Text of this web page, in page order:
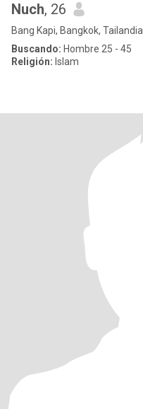
Nuch, 26
Bang Kapi, Bangkok, Tailandia
Buscando: Hombre 25 - 45
Religión: Islam